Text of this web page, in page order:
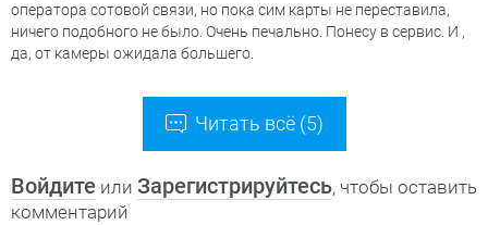
оператора сотовой связи, но пока сим карты не переставила,
ничего подобного не было. Очень печально. Понесу в сервис. И ,
да, от камеры ожидала большего.
Читать всё (5)
Войдите или Зарегистрируйтесь, чтобы оставить
комментарий